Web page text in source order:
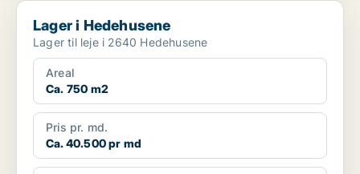
Lager i Hedehusene
Lager i Hedehusene
Lager til leje i 2640 Hedehusene
Areal
Ca. 750 m2
Pris pr. md.
Ca. 40.500 pr md